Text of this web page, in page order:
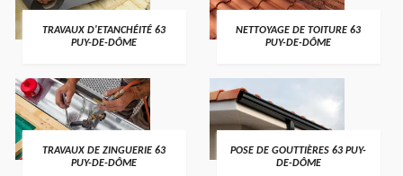
TRAVAUX D'ETANCHÉITÉ 63
PUY-DE-DÔME
NETTOYAGE DE TOITURE 63
PUY-DE-DÔME
TRAVAUX DE ZINGUERIE 63
PUY-DE-DÔME
POSE DE GOUTTIÈRES 63 PUY-
DE-DÔME